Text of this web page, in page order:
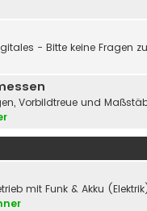
- Bitte keine Fragen
Vorbildtreue und
mit Funk & Akku